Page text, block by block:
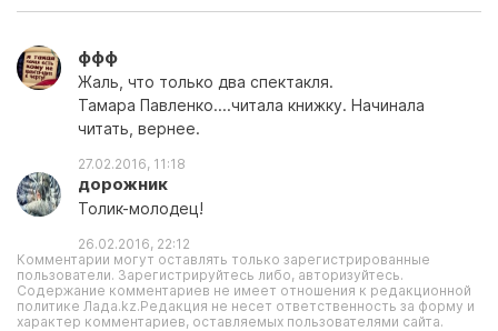
ффф
Жаль, что только два спектакля.
Тамара Павленко....читала книжку. Начинала
читать, вернее.
27.02.2016, 11:18
дорожник
Толик-молодец!
26.02.2016, 22:12
Комментарии могут оставлять только зарегистрированные
пользователи. Зарегистрируйтесь либо, авторизуйтесь.
Содержание комментариев не имеет отношения к редакционной
политике Лада.kz.Редакция не несет ответственность за форму и
характер комментариев, оставляемых пользователями сайта.